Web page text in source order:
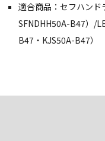
適合商品：セフハンド
SFNDHH50A-B47）/
B47・KJS50A-B47）